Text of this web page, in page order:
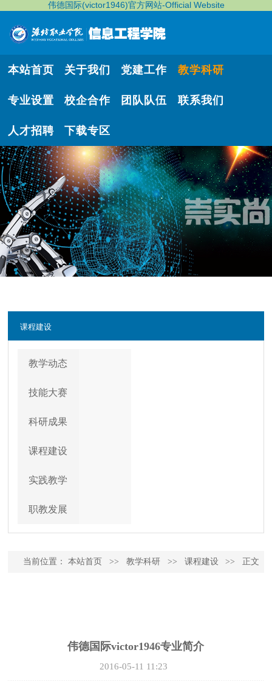
伟德国际(victor1946)官方网站-Official Website
本站首页 关于我们 党建工作 教学科研
专业设置 校企合作 团队队伍 联系我们
人才招聘 下载专区
课程建设
教学动态
技能大赛
科研成果
课程建设
实践教学
职教发展
当前位置： 本站首页 >> 教学科研 >> 课程建设 >> 正文
伟德国际victor1946专业简介
2016-05-11 11:23